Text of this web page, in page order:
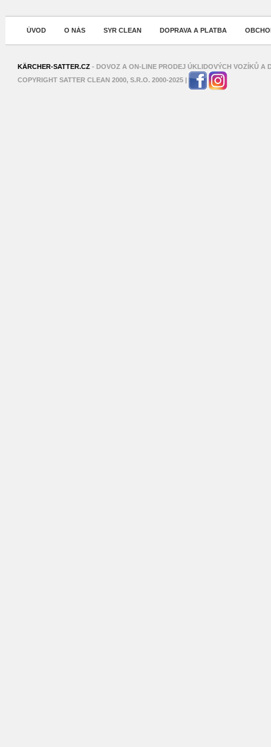
ÚVOD O NÁS SYR CLEAN DOPRAVA A PLATBA
SHAHWA
KÄRCHER-SATTER.CZ- DOVOZ A ON-LINE PRODEJ ÚKLIDOVÝCH VOZÍKŮ A
COPYRIGHT SATTER CLEAN 2000, S.R.O. 2000-2025 |